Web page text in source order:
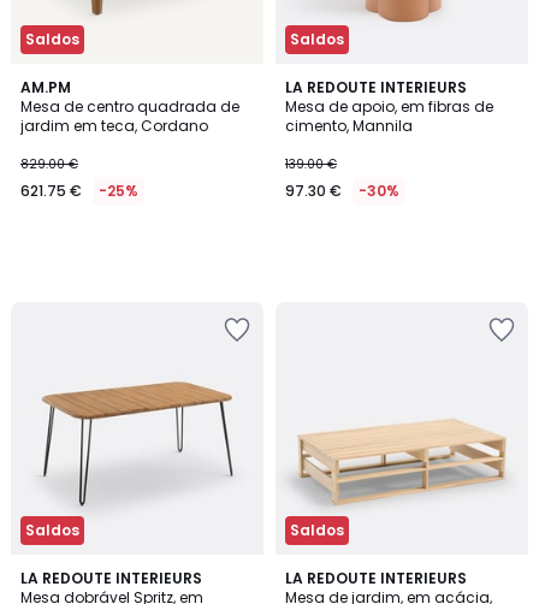
Saldos
AM.PM
Mesa de centro quadrada de
jardim em teca, Cordano
829.00 €
621.75 € -25%
Saldos
LA REDOUTE INTERIEURS
Mesa de apoio, em fibras de
cimento, Mannila
139.00 €
97.30 € -30%
Saldos
LA REDOUTE INTERIEURS
Mesa dobrável Spritz, em
4,6
/ 5
Saldos
LA REDOUTE INTERIEURS
Mesa de jardim, em acácia,
1
/